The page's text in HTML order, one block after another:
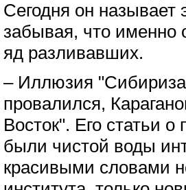
Сегодня он называет
забывая, что именно
яд разливавших.
– Иллюзия
провалился,
Восток". Его статьи
были чистой воды
красивыми словами